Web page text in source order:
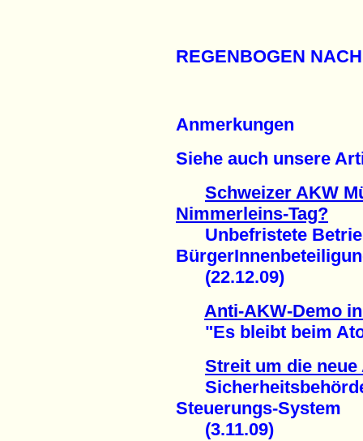
REGENBOGEN
Anmerkungen
Siehe auch unsere
Schweizer AKW
Nimmerleins-Tag?
Unbefristete
(22.12.09)
Anti-AKW-Demo
"Es bleibt beim
Streit um die
Steuerungs-System
(3.11.09)